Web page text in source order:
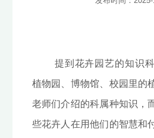
提到花卉园艺的知识
植物园、博物馆、校园里的
老师们介绍的科属种知识，
些花卉人在用他们的智慧和